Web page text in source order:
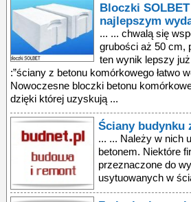
Bloczki
najlepszym
... ... chwalą się
grubości aż 50 cm,
ten wynik lepszy
:”ściany z betonu komórkowego łatwo
Nowoczesne bloczki betonu
dzięki której uzyskują ...
Ściany budynku
... ... Należy w nich
betonem. Niektóre
przeznaczone do
usytuowanych w